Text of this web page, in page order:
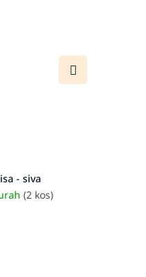
- siva
(2 kos)
Naslednji
izdelek